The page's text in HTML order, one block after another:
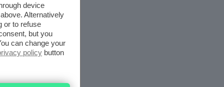
device
Alternatively
or to refuse
but you
can change your
policy button